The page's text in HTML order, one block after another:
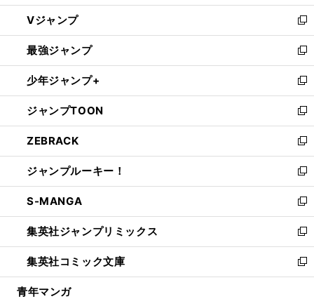
ウ
ィ
ン
ド
ウ
で
開
く
し
い
ウ
ィ
ン
ド
ウ
で
開
く
Vジャンプ
新
し
い
ウ
ィ
ン
ド
ウ
で
開
く
最強ジャンプ
新
し
い
ウ
ィ
ン
ド
ウ
で
開
く
少年ジャンプ+
新
し
い
ウ
ィ
ン
ド
ウ
で
開
く
ジャンプTOON
新
し
い
ウ
ィ
ン
ド
ウ
で
開
く
ZEBRACK
新
し
い
ウ
ィ
ン
ド
ウ
で
開
ジャンプルーキー！
新
し
い
ウ
ィ
ン
ド
ウ
S-MANGA
新
し
い
ウ
ィ
ン
集英社ジャンプリミックス
新
し
い
ウ
集英社コミック文庫
新
し
青年マンガ